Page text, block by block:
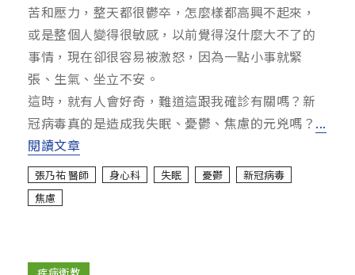
苦和壓力，整天都很鬱卒，怎麼樣都高興不起來，
或是整個人變得很敏感，以前覺得沒什麼大不了的
事情，現在卻很容易被激怒，因為一點小事就緊
張、生氣、坐立不安。
這時，就有人會好奇，難道這跟我確診有關嗎？新
冠病毒真的是造成我失眠、憂鬱、焦慮的元兇嗎？ ...
閱讀文章
張乃祐 醫師 身心科 失眠 憂鬱
新冠病毒
焦慮